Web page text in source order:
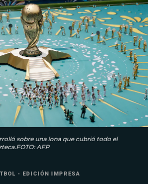
sobre una lona que cubrió todo el
AFP
- EDICIÓN IMPRESA